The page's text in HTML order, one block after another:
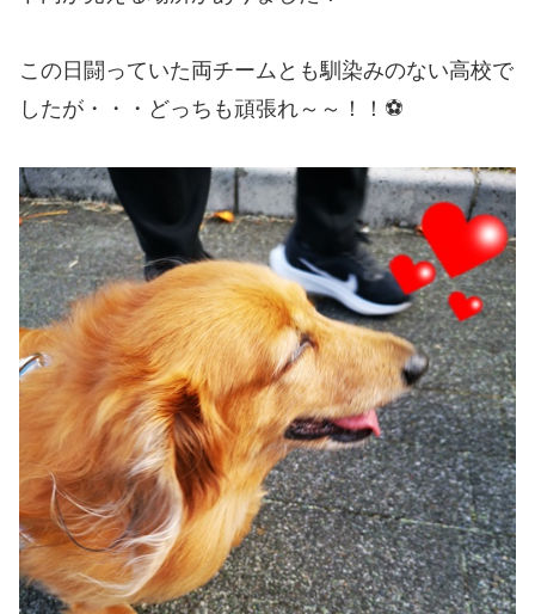
この日闘っていた両チームとも馴染みのない高校で
したが・・・どっちも頑張れ～～！！⚽